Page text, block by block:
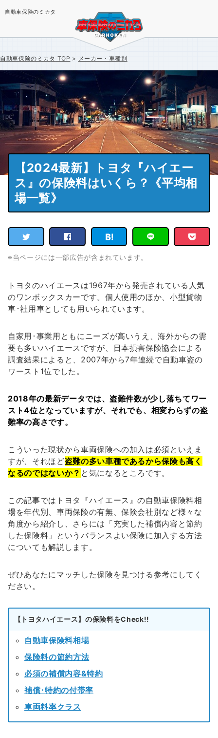
自動車保険のミカタ
自動車保険のミカタ TOP メーカー・車種別
【2024最新】トヨタ『ハイエー
ス』の保険料はいくら？《平均相
場一覧》
※当ページには一部広告が含まれています。
トヨタのハイエースは1967年から発売されている人気
のワンボックスカーです。個人使用のほか、小型貨物
車･社用車としても用いられています。
自家用･事業用ともにニーズが高いうえ、海外からの需
要も多いハイエースですが、日本損害保険協会による
調査結果によると、2007年から7年連続で自動車盗の
ワースト1位でした。
2018年の最新データでは、盗難件数が少し落ちてワー
スト4位となっていますが、それでも、相変わらずの盗
難率の高さです。
こういった現状から車両保険への加入は必須といえま
すが、それほど盗難の多い車種であるから保険も高く
なるのではないか？ と気になるところです。
この記事ではトヨタ『ハイエース』の自動車保険料相
場を年代別、車両保険の有無、保険会社別など様々な
角度から紹介し、さらには「充実した補償内容と節約
した保険料」というバランスよい保険に加入する方法
についても解説します。
ぜひあなたにマッチした保険を見つける参考にしてく
ださい。
【トヨタハイエース】の保険料をCheck!!
自動車保険料相場
保険料の節約方法
必須の補償内容&特約
補償･特約の付帯率
車両料率クラス